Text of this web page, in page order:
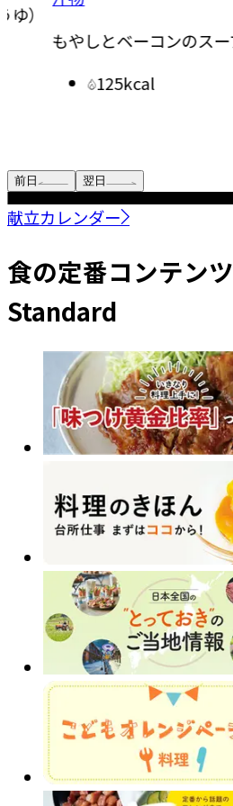
もやしとベーコンのスープ
125kcal
前日 翌日
献立カレンダー
食の定番コンテンツ
Standard